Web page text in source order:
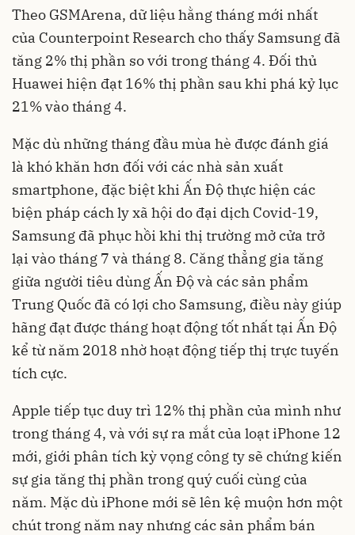
Theo GSMArena, dữ liệu hằng tháng mới nhất
của Counterpoint Research cho thấy Samsung đã
tăng 2% thị phần so với trong tháng 4. Đối thủ
Huawei hiện đạt 16% thị phần sau khi phá kỷ lục
21% vào tháng 4.
Mặc dù những tháng đầu mùa hè được đánh giá
là khó khăn hơn đối với các nhà sản xuất
smartphone, đặc biệt khi Ấn Độ thực hiện các
biện pháp cách ly xã hội do đại dịch Covid-19,
Samsung đã phục hồi khi thị trường mở cửa trở
lại vào tháng 7 và tháng 8. Căng thẳng gia tăng
giữa người tiêu dùng Ấn Độ và các sản phẩm
Trung Quốc đã có lợi cho Samsung, điều này giúp
hãng đạt được tháng hoạt động tốt nhất tại Ấn Độ
kể từ năm 2018 nhờ hoạt động tiếp thị trực tuyến
tích cực.
Apple tiếp tục duy trì 12% thị phần của mình như
trong tháng 4, và với sự ra mắt của loạt iPhone 12
mới, giới phân tích kỳ vọng công ty sẽ chứng kiến
sự gia tăng thị phần trong quý cuối cùng của
năm. Mặc dù iPhone mới sẽ lên kệ muộn hơn một
chút trong năm nay nhưng các sản phẩm bán